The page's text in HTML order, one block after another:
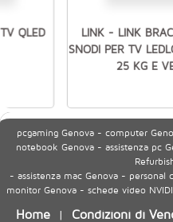
QLED
LINK - LINK
SNODI PER TV
25 KG E
pcgaming Genova - computer
notebook Genova - assistenza pc
- assistenza mac Genova -
monitor Genova - schede video
Home | Condizioni di